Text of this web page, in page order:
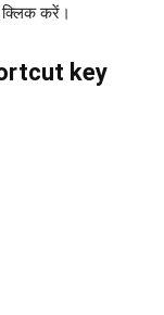
करें।
key